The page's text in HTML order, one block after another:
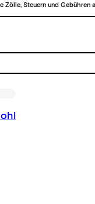
Steuern und Gebühren